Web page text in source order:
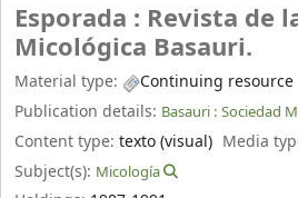
Esporada : Revista de
Micológica Basauri.
Material type:
Continuing resource
Publication details: Basauri : Sociedad
Content type: texto (visual) Media
Subject(s): Micología